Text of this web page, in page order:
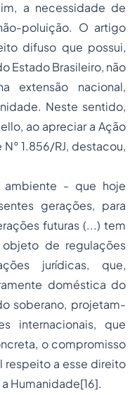
a necessidade de
poluição. O artigo
difuso que possui,
Estado Brasileiro, não
extensão nacional,
Neste sentido,
ao apreciar a Ação
1.856/RJ, destacou,
- que hoje
gerações, para
futuras (...) tem
de regulações
jurídicas, que,
doméstica do
soberano, projetam-
internacionais, que
o compromisso
respeito a esse direito
Humanidade[16].